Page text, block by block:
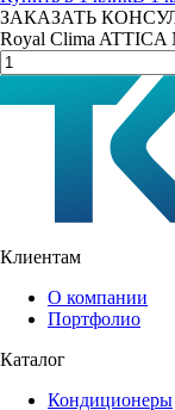
ЗАКАЗАТЬ
Royal Clima ATTICA
Клиентам
О компании
Портфолио
Каталог
Кондиционеры